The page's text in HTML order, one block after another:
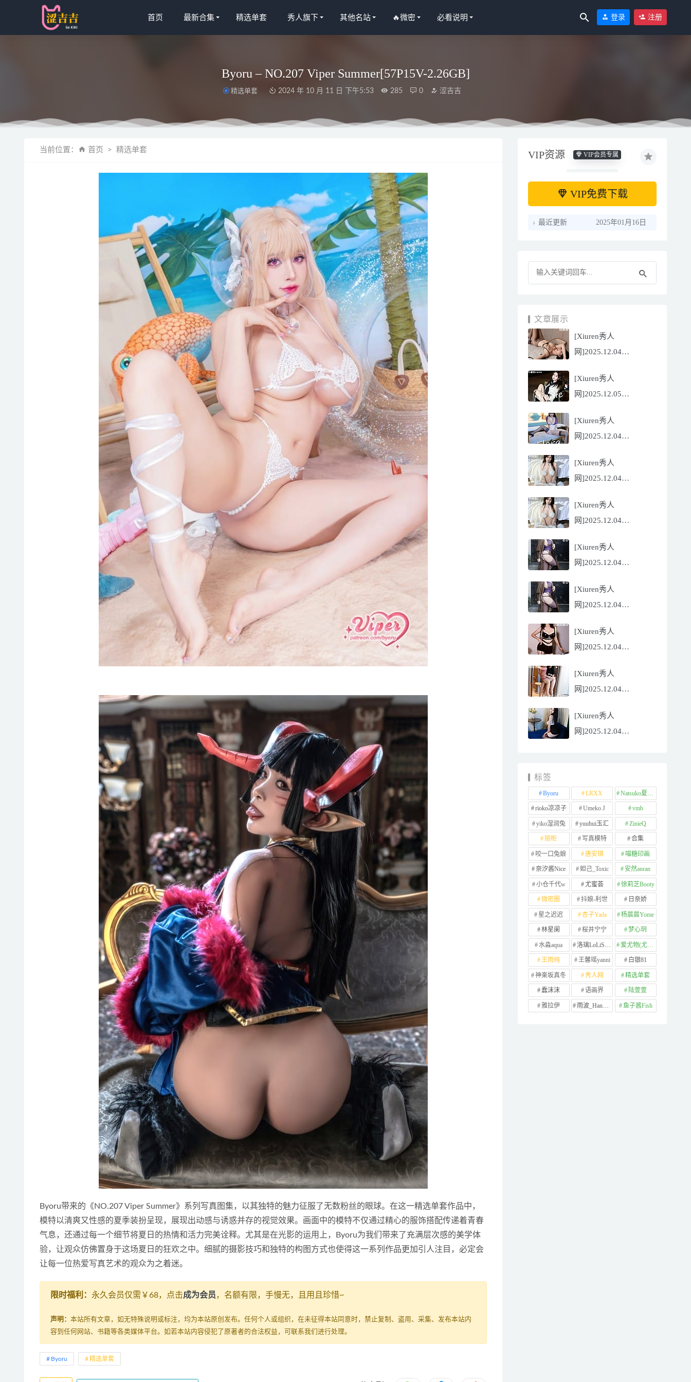
首页 最新合集 精选单套 秀人旗下 其他名站 🔥微密 必看说明 登录 注册
Byoru – NO.207 Viper Summer[57P15V-2.26GB]
精选单套 2024 年 10 月 11 日 下午5:53 285 0 涩吉吉
当前位置： 首页 精选单套
Byoru带来的《NO.207 Viper Summer》系列写真图集，以其独特的魅力征服了无数粉丝的眼球。在这一精选单套作品中，
模特以清爽又性感的夏季装扮呈现，展现出动感与诱惑并存的视觉效果。画面中的模特不仅通过精心的服饰搭配传递着青春
气息，还通过每一个细节将夏日的热情和活力完美诠释。尤其是在光影的运用上，Byoru为我们带来了充满层次感的美学体
验，让观众仿佛置身于这场夏日的狂欢之中。细腻的摄影技巧和独特的构图方式也使得这一系列作品更加引人注目，必定会
让每一位热爱写真艺术的观众为之着迷。
限时福利： 永久会员仅需￥68，点击成为会员，名额有限，手慢无，且用且珍惜~
声明： 本站所有文章，如无特殊说明或标注，均为本站原创发布。任何个人或组织，在未征得本站同意时，禁止复制、盗用、采集、发布本站内
容到任何网站、书籍等各类媒体平台。如若本站内容侵犯了原著者的合法权益，可联系我们进行处理。
Byoru 精选单套
VIP资源 VIP会员专属
VIP免费下载
最近更新 2025年01月16日
文章展示
[Xiuren秀人
网]2025.12.04
[81P/751.43MB]
[Xiuren秀人
网]2025.12.05
nienie[60P/642.39MB]
[Xiuren秀人
网]2025.12.04
Flora[81P/832.27MB]
[Xiuren秀人
网]2025.12.04
[56P/602.69MB]
[Xiuren秀人
网]2025.12.04
[56P/602.69MB]
[Xiuren秀人
网]2025.12.04
[71P/960.78MB]
[Xiuren秀人
网]2025.12.04
[71P/960.78MB]
[Xiuren秀人
网]2025.12.04
[86P/762.32MB]
[Xiuren秀人
网]2025.12.04
Well11[67P/745.99MB]
[Xiuren秀人
网]2025.12.04
标签
Byoru LRXX Natsuko夏夏子
rioko凉凉子 Umeko J vmb
yiko湿润兔 yuuhui玉汇 ZinieQ
丽柜 写真模特 合集
咬一口兔娘 唐安琪 喵糖印画
奈汐酱Nice 妲己_Toxic 安然anran
小仓千代w 尤蜜荟 徐莉芝Booty
微密圈 抖娘-利世 日奈娇
星之迟迟 杏子Yada 杨晨晨Yome
林星阑 桜井宁宁 梦心玥
水淼aqua 洛璃LoLiSAMA 爱尤物(尤果网)
王雨纯 王馨瑶yanni 白银81
神楽坂真冬 秀人网 精选单套
蠢沫沫 语画界 陆萱萱
雅拉伊 雨波_HaneAme 鱼子酱Fish
沖田凜花Rinka – NO.054 Celestine[34P-108MB] 2022-06-25
[Xiuren秀人网]2024.04.29 NO.8467 周周不吃香菜[88+1P/703MB] 2024-10-16
喵糖映画 JKL.003 春季JK至服 [45P/842MB] 2023-03-20